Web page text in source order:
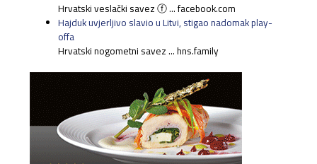
Hrvatski veslački savez ⓕ ... facebook.com
Hajduk uvjerljivo slavio u Litvi, stigao nadomak play-
offa
Hrvatski nogometni savez ... hns.family